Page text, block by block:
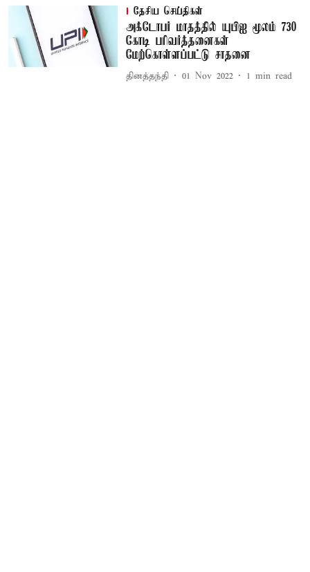
தேசிய செய்திகள்
அக்டோபர் மாதத்தில் யுபிஐ மூலம் 730
கோடி பரிவர்த்தனைகள்
மேற்கொள்ளப்பட்டு சாதனை
தினத்தந்தி 01 Nov 2022 1 min read